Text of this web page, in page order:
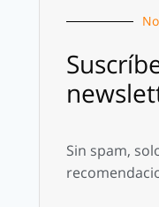
Sin spam,